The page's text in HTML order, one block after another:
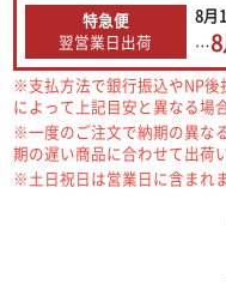
特急便
翌営業日出荷
8月
…
※支払方法で銀行振込やNP後
によって上記目安と異なる場
※一度のご注文で納期の異な
期の遅い商品に合わせて出荷
※土日祝日は営業日に含まれま